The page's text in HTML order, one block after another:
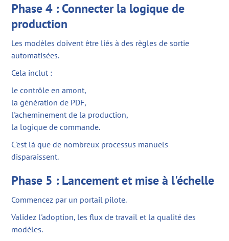
Phase 4 : Connecter la logique de
production
Les modèles doivent être liés à des règles de sortie
automatisées.
Cela inclut :
le contrôle en amont,
la génération de PDF,
l'acheminement de la production,
la logique de commande.
C'est là que de nombreux processus manuels
disparaissent.
Phase 5 : Lancement et mise à l'échelle
Commencez par un portail pilote.
Validez l'adoption, les flux de travail et la qualité des
modèles.